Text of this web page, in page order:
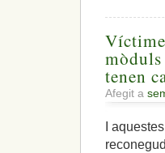
tenen
Afegit a
I